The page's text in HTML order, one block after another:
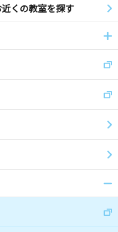
近くの教室を探す